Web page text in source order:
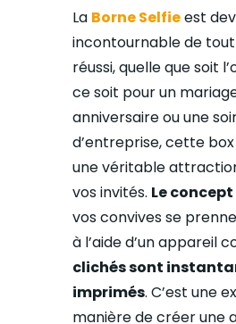
La Borne Selfieest
incontournable de
réussi, quelle que soit
ce soit pour un
anniversaire ou une
d’entreprise, cette
une véritable
vos invités. Le
vos convives se
à l’aide d’un appareil
clichés sont
imprimés. C’est une
manière de créer une